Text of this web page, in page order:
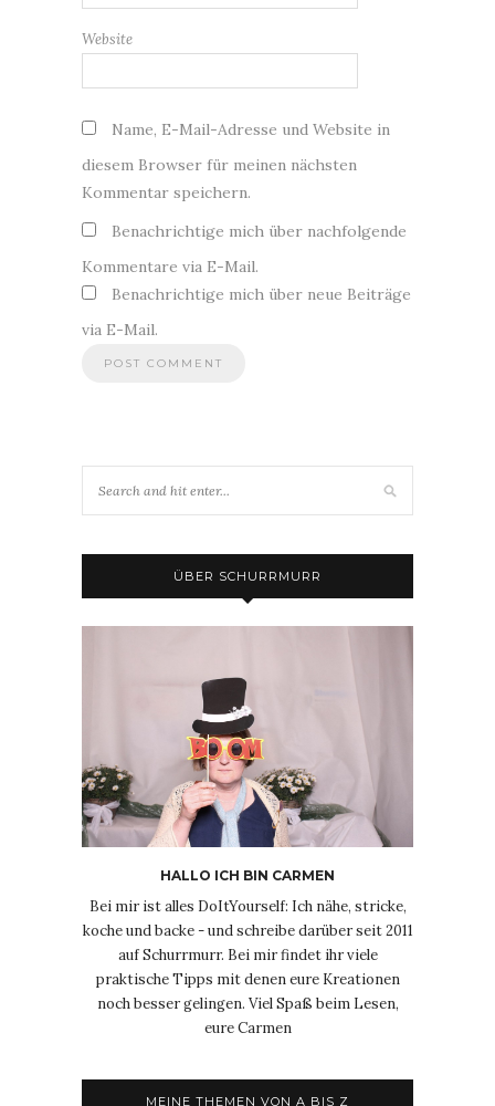
Website
Name, E-Mail-Adresse und Website in
diesem Browser für meinen nächsten
Kommentar speichern.
Benachrichtige mich über nachfolgende
Kommentare via E-Mail.
Benachrichtige mich über neue Beiträge
via E-Mail.
ÜBER SCHURRMURR
HALLO ICH BIN CARMEN
Bei mir ist alles DoItYourself: Ich nähe, stricke,
koche und backe - und schreibe darüber seit 2011
auf Schurrmurr. Bei mir findet ihr viele
praktische Tipps mit denen eure Kreationen
noch besser gelingen. Viel Spaß beim Lesen,
eure Carmen
MEINE THEMEN VON A BIS Z